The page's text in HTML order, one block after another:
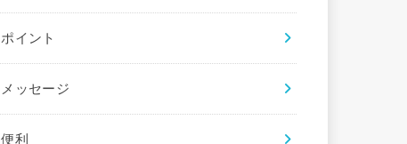
ポイント
メッセージ
便利